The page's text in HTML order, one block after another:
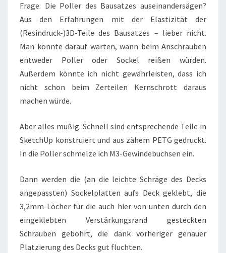
Frage: Die Poller des Bausatzes auseinandersägen?
Aus den Erfahrungen mit der Elastizität der
(Resindruck-)3D-Teile des Bausatzes – lieber nicht.
Man könnte darauf warten, wann beim Anschrauben
entweder Poller oder Sockel reißen würden.
Außerdem könnte ich nicht gewährleisten, dass ich
nicht schon beim Zerteilen Kernschrott daraus
machen würde.
Aber alles müßig. Schnell sind entsprechende Teile in
SketchUp konstruiert und aus zähem PETG gedruckt.
In die Poller schmelze ich M3-Gewindebuchsen ein.
Dann werden die (an die leichte Schräge des Decks
angepassten) Sockelplatten aufs Deck geklebt, die
3,2mm-Löcher für die auch hier von unten durch den
eingeklebten Verstärkungsrand gesteckten
Schrauben gebohrt, die dank vorheriger genauer
Platzierung des Decks gut fluchten.